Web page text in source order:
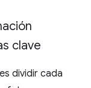
clave
dividir cada